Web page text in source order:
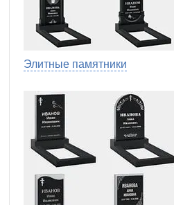
Элитные памятники